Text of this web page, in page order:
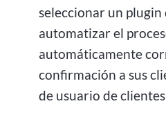
seleccionar un plugin
automatizar el
automáticamente
confirmación a sus
de usuario de